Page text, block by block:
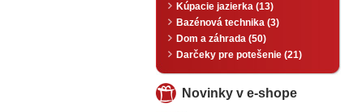
Kúpacie jazierka (13)
Bazénová technika (3)
Dom a záhrada (50)
Darčeky pre potešenie (21)
Novinky v e-shope